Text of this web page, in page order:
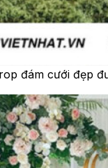
đám cưới đẹp